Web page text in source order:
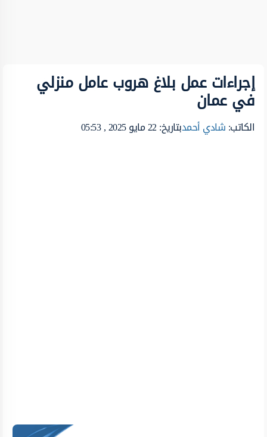
إجراءات عمل بلاغ هروب عامل منزلي
في عمان
الكاتب:شادي أحمدبتاريخ: 22 مايو 2025 , 05:53